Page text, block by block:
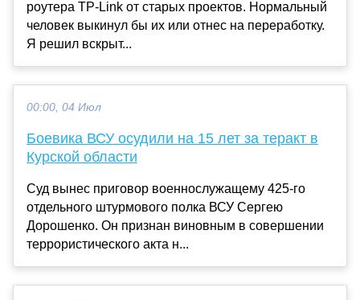
роутера TP-Link от старых проектов. Нормальный
человек выкинул бы их или отнес на переработку.
Я решил вскрыт...
00:00, 04 Июл
Боевика ВСУ осудили на 15 лет за теракт в
Курской области
Суд вынес приговор военнослужащему 425-го
отдельного штурмового полка ВСУ Сергею
Дорошенко. Он признан виновным в совершении
террористического акта н...